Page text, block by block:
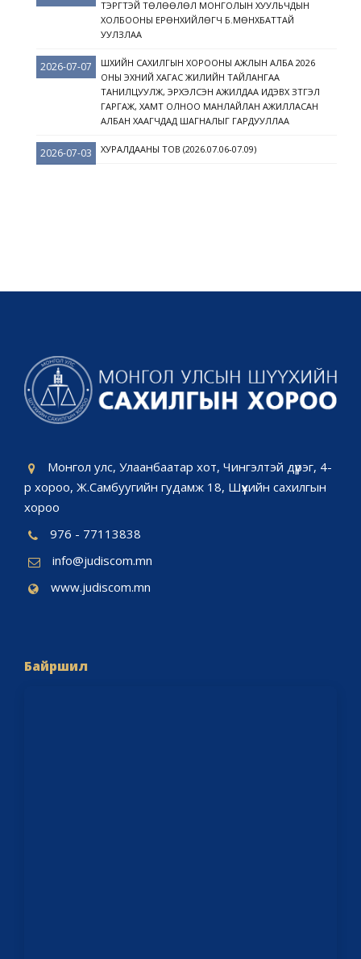
ТЭРГҮҮТЭЙ ТӨЛӨӨЛӨЛ МОНГОЛЫН ХУУЛЬЧДЫН
ХОЛБООНЫ ЕРӨНХИЙЛӨГЧ Б.МӨНХБАТТАЙ
УУЛЗЛАА
2026-07-07
ШҮҮХИЙН САХИЛГЫН ХОРООНЫ АЖЛЫН АЛБА 2026
ОНЫ ЭХНИЙ ХАГАС ЖИЛИЙН ТАЙЛАНГАА
ТАНИЛЦУУЛЖ, ЭРХЭЛСЭН АЖИЛДАА ИДЭВХ ЗҮТГЭЛ
ГАРГАЖ, ХАМТ ОЛНОО МАНЛАЙЛАН АЖИЛЛАСАН
АЛБАН ХААГЧДАД ШАГНАЛЫГ ГАРДУУЛЛАА
2026-07-03 ХУРАЛДААНЫ ТОВ (2026.07.06-07.09)
Монгол улс, Улаанбаатар хот, Чингэлтэй дүүрэг, 4-
р хороо, Ж.Самбуугийн гудамж 18, Шүүхийн сахилгын
хороо
976 - 77113838
info@judiscom.mn
www.judiscom.mn
Байршил